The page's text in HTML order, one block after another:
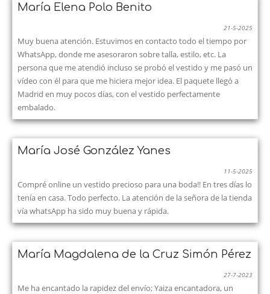
María Elena Polo Benito
21-5-2025
Muy buena atención. Estuvimos en contacto todo el tiempo por
WhatsApp, donde me asesoraron sobre talla, estilo, etc. La
persona que me atendió incluso se probó el vestido y me pasó un
vídeo con él para que me hiciera mejor idea. El paquete llegó a
Madrid en muy pocos días, con el vestido perfectamente
embalado.
María José González Yanes
11-5-2025
Compré online un vestido precioso para una boda!! En tres días lo
tenía en casa. Todo perfecto. La atención de la señora de la tienda
vía whatsApp ha sido muy buena y rápida.
María Magdalena de la Cruz Simón Pérez
27-7-2023
Me ha encantado la rapidez del envío; Yaiza encantadora, un